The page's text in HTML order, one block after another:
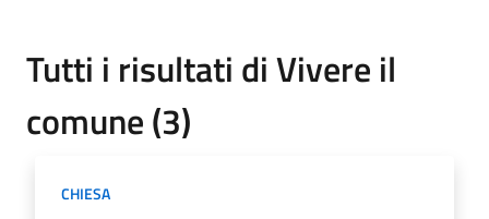
Tutti i risultati di Vivere il
comune (3)
CHIESA